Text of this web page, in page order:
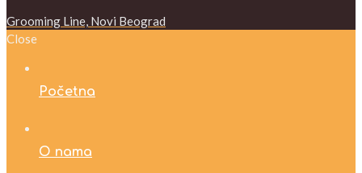
Grooming Line, Novi Beograd
Close
Početna
O nama